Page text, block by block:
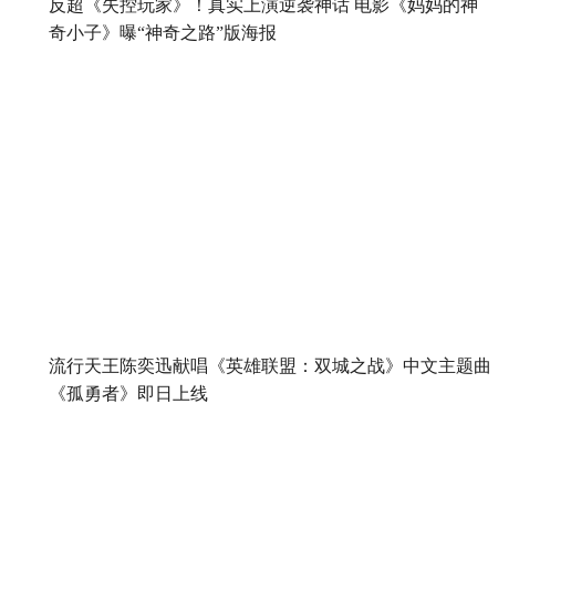
反超《失控玩家》！真实上演逆袭神话 电影《妈妈的神
奇小子》曝“神奇之路”版海报
流行天王陈奕迅献唱《英雄联盟：双城之战》中文主题曲
《孤勇者》即日上线